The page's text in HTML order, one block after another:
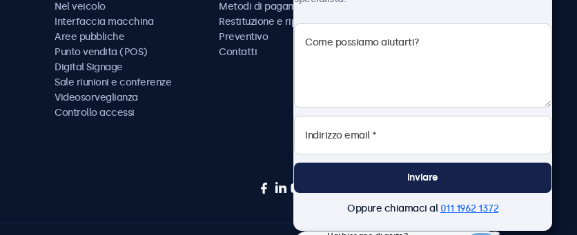
Nel veicolo
Interfaccia macchina
Aree pubbliche
Punto vendita (POS)
Digital Signage
Sale riunioni e conferenze
Videosorveglianza
Controllo accessi
Metodi di pagamento
Restituzione e riparazione
Preventivo
Contatti
Beetronics
Lavora con noi
Inviare
Oppure chiamaci al 011 1962 1372